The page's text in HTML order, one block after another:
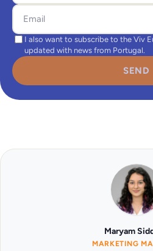
I also want to subscribe to the Viv
updated with news from Portugal.
SEND
Maryam
MARKETING